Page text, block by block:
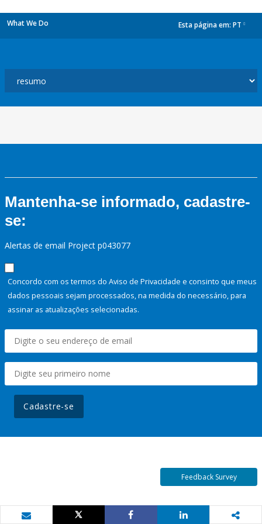
What We Do Esta página em: PT
Mantenha-se informado, cadastre-
se:
Alertas de email Project p043077
Concordo com os termos do Aviso de Privacidade e consinto que meus
dados pessoais sejam processados, na medida do necessário, para
assinar as atualizações selecionadas.
Cadastre-se
Feedback Survey